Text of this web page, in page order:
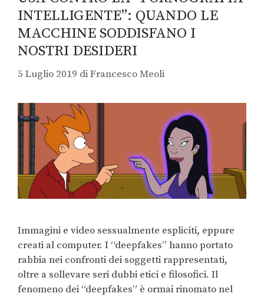
INTELLIGENTE”: QUANDO LE
MACCHINE SODDISFANO I
NOSTRI DESIDERI
5 Luglio 2019 diFrancesco Meoli
Immagini e video sessualmente espliciti, eppure
creati al computer. I “deepfakes” hanno portato
rabbia nei confronti dei soggetti rappresentati,
oltre a sollevare seri dubbi etici e filosofici. Il
fenomeno dei “deepfakes” è ormai rinomato nel